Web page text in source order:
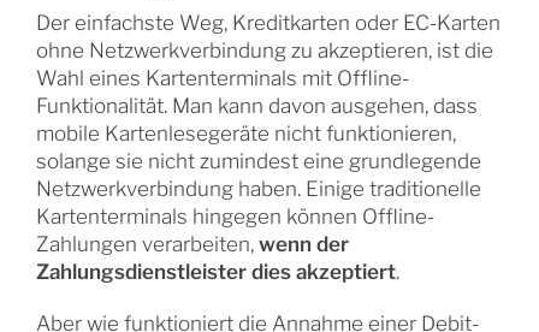
Der einfachste Weg, Kreditkarten oder EC-Karten
ohne Netzwerkverbindung zu akzeptieren, ist die
Wahl eines Kartenterminals mit Offline-
Funktionalität. Man kann davon ausgehen, dass
mobile Kartenlesegeräte nicht funktionieren,
solange sie nicht zumindest eine grundlegende
Netzwerkverbindung haben. Einige traditionelle
Kartenterminals hingegen können Offline-
Zahlungen verarbeiten, wenn der
Zahlungsdienstleister dies akzeptiert.
Aber wie funktioniert die Annahme einer Debit-